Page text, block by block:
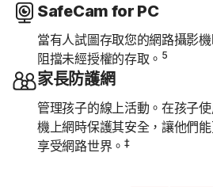
SafeCam for PC
當有人試圖存取您的網路攝影
阻擋未經授權的存取。 5
家長防護網
管理孩子的線上活動。在孩子
機上網時保護其安全，讓他們
享受網路世界。 ‡